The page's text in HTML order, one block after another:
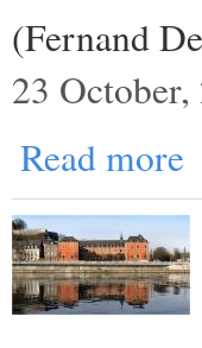
(Fernand
23 October,
Read more